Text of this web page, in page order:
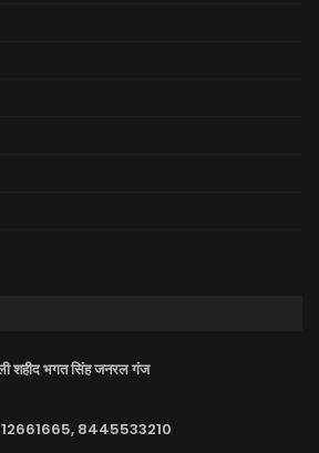
शहीद भगत सिंह जनरल गंज
8445533210